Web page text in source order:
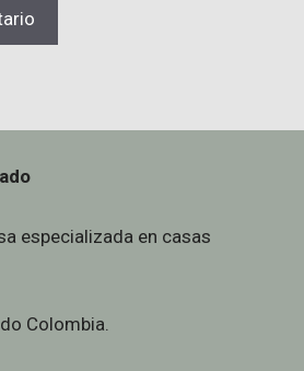
especializada en casas
Colombia.